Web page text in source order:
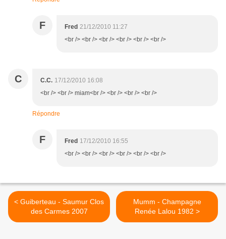
F Fred 21/12/2010 11:27
<br /> <br /> <br /> <br /> <br /> <br />
C C.C. 17/12/2010 16:08
<br /> <br /> miam<br /> <br /> <br /> <br />
Répondre
F Fred 17/12/2010 16:55
<br /> <br /> <br /> <br /> <br /> <br />
< Guiberteau - Saumur Clos
des Carmes 2007
Mumm - Champagne
Renée Lalou 1982 >